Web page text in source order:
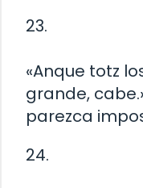
23.
«Anque totz
grande,
parezca
24.